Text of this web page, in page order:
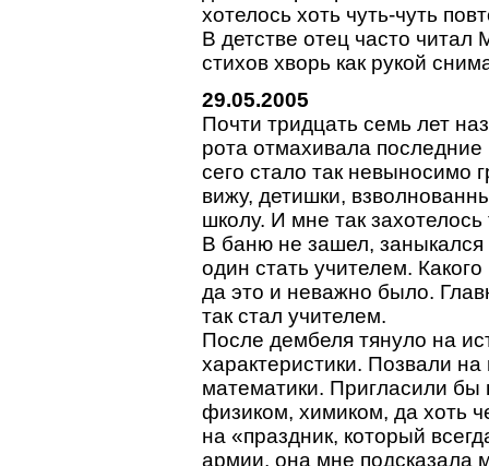
хотелось хоть чуть-чуть
В детстве отец часто читал
стихов хворь как рукой
29.05.2005
Почти тридцать семь лет
рота отмахивала
сего стало так невыносимо
вижу, детишки,
школу. И мне так
В баню не зашел, заныкался
один стать учителем.
да это и неважно было.
так стал учителем.
После дембеля тянуло на
характеристики. Позвали
математики. Пригласили
физиком, химиком, да хоть
на «праздник, который
армии, она мне подсказала